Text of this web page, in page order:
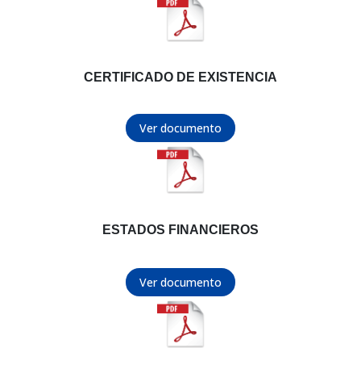
CERTIFICADO DE EXISTENCIA
Ver documento
ESTADOS FINANCIEROS
Ver documento